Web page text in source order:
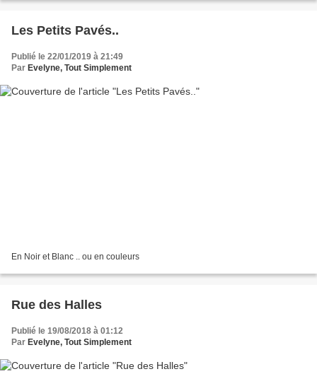
Les Petits Pavés..
Publié le 22/01/2019 à 21:49
Par Evelyne, Tout Simplement
En Noir et Blanc .. ou en couleurs
Rue des Halles
Publié le 19/08/2018 à 01:12
Par Evelyne, Tout Simplement